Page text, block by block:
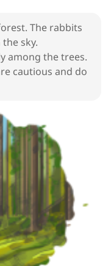
The rabbits
sky.
among the trees.
cautious and do